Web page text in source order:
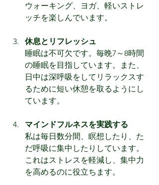
ウォーキング、ヨガ、軽いストレ
ッチを楽しんでいます。
休息とリフレッシュ
睡眠は不可欠です。毎晩7～8時間
の睡眠を目指しています。また、
日中は深呼吸をしてリラックスす
るために短い休憩を取るようにし
ています。
マインドフルネスを実践する
私は毎日数分間、瞑想したり、た
だ呼吸に集中したりしています。
これはストレスを軽減し、集中力
を高めるのに役立ちます。